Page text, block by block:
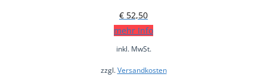
€ 52,50
mehr Info
inkl. MwSt.
zzgl.Versandkosten